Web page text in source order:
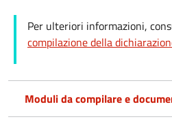
Per ulteriori informazioni,
compilazione della
Moduli da compilare e